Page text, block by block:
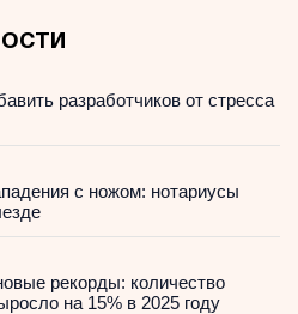
разработчиков от стресса
с ножом: нотариусы
рекорды: количество
на 15% в 2025 году